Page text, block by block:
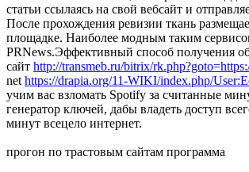
статьи ссылаясь на свой вебсайт и
После прохождения ревизии ткань
площадке. Наиболее модным таким
PRNews.Эффективный способ получения
сайт http://transmeb.ru/bitrix/
net https://drapia.org/11-WIKI/index.php/
учим вас взломать Spotify за считанные
генератор ключей, дабы владеть доступ
минут всецело интернет.
прогон по трастовым сайтам программа